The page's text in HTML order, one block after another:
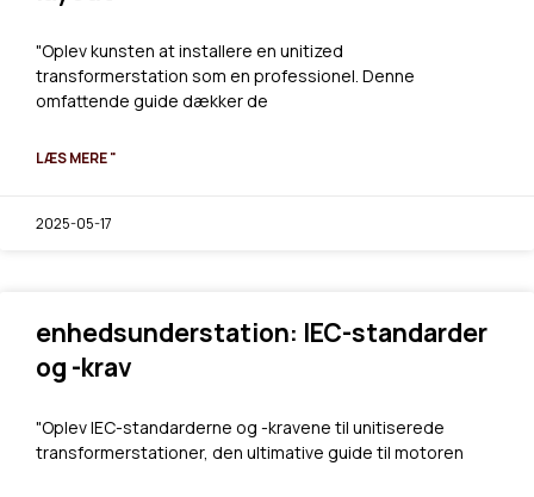
"Oplev kunsten at installere en unitized
transformerstation som en professionel. Denne
omfattende guide dækker de
LÆS MERE "
2025-05-17
enhedsunderstation: IEC-standarder
og -krav
"Oplev IEC-standarderne og -kravene til unitiserede
transformerstationer, den ultimative guide til motoren